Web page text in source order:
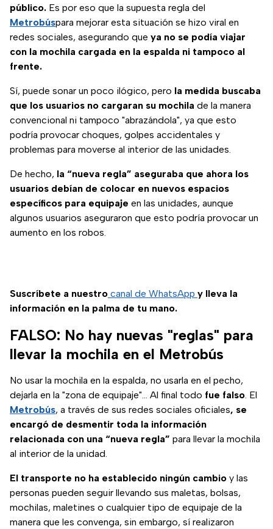
público. Es por eso que la supuesta regla del
Metrobúspara mejorar esta situación se hizo viral en
redes sociales, asegurando que ya no se podía viajar
con la mochila cargada en la espalda ni tampoco al
frente.
Sí, puede sonar un poco ilógico, pero la medida buscaba
que los usuarios no cargaran su mochila de la manera
convencional ni tampoco "abrazándola", ya que esto
podría provocar choques, golpes accidentales y
problemas para moverse al interior de las unidades.
De hecho, la “nueva regla” aseguraba que ahora los
usuarios debían de colocar en nuevos espacios
específicos para equipaje en las unidades, aunque
algunos usuarios aseguraron que esto podría provocar un
aumento en los robos.
Suscríbete a nuestro canal de WhatsApp y lleva la
información en la palma de tu mano.
FALSO: No hay nuevas "reglas" para
llevar la mochila en el Metrobús
No usar la mochila en la espalda, no usarla en el pecho,
dejarla en la "zona de equipaje"... Al final todo fue falso. El
Metrobús, a través de sus redes sociales oficiales, se
encargó de desmentir toda la información
relacionada con una “nueva regla” para llevar la mochila
al interior de la unidad.
El transporte no ha establecido ningún cambio y las
personas pueden seguir llevando sus maletas, bolsas,
mochilas, maletines o cualquier tipo de equipaje de la
manera que les convenga, sin embargo, sí realizaron